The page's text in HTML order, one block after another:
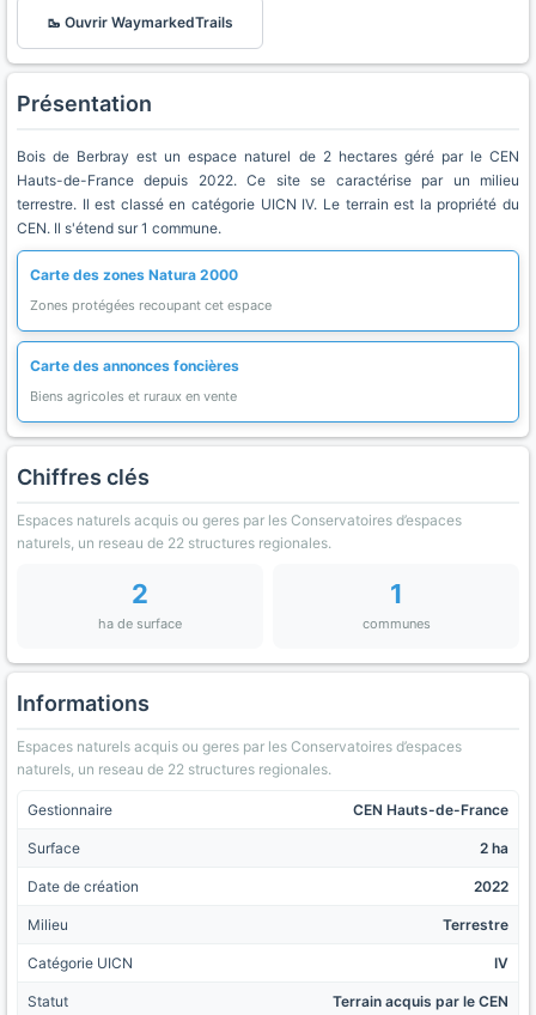
🥾 Ouvrir WaymarkedTrails
Présentation
Bois de Berbray est un espace naturel de 2 hectares géré par le CEN
Hauts-de-France depuis 2022. Ce site se caractérise par un milieu
terrestre. Il est classé en catégorie UICN IV. Le terrain est la propriété du
CEN. Il s'étend sur 1 commune.
Carte des zones Natura 2000
Zones protégées recoupant cet espace
Carte des annonces foncières
Biens agricoles et ruraux en vente
Chiffres clés
Espaces naturels acquis ou geres par les Conservatoires d’espaces
naturels, un reseau de 22 structures regionales.
2
ha de surface
1
communes
Informations
Espaces naturels acquis ou geres par les Conservatoires d’espaces
naturels, un reseau de 22 structures regionales.
Gestionnaire CEN Hauts-de-France
Surface 2 ha
Date de création 2022
Milieu Terrestre
Catégorie UICN IV
Statut Terrain acquis par le CEN